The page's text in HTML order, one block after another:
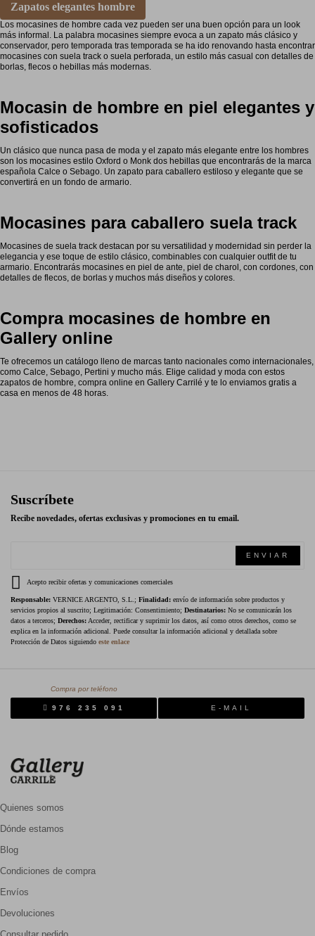
Zapatos elegantes hombre
Los mocasines de hombre cada vez pueden ser una buen opción para un look
más informal. La palabra mocasines siempre evoca a un zapato más clásico y
conservador, pero temporada tras temporada se ha ido renovando hasta encontrar
mocasines con suela track o suela perforada, un estilo más casual con detalles de
borlas, flecos o hebillas más modernas.
Mocasin de hombre en piel elegantes y
sofisticados
Un clásico que nunca pasa de moda y el zapato más elegante entre los hombres
son los mocasines estilo Oxford o Monk dos hebillas que encontrarás de la marca
española Calce o Sebago. Un zapato para caballero estiloso y elegante que se
convertirá en un fondo de armario.
Mocasines para caballero suela track
Mocasines de suela track destacan por su versatilidad y modernidad sin perder la
elegancia y ese toque de estilo clásico, combinables con cualquier outfit de tu
armario. Encontrarás mocasines en piel de ante, piel de charol, con cordones, con
detalles de flecos, de borlas y muchos más diseños y colores.
Compra mocasines de hombre en
Gallery online
Te ofrecemos un catálogo lleno de marcas tanto nacionales como internacionales,
como Calce, Sebago, Pertini y mucho más. Elige calidad y moda con estos
zapatos de hombre, compra online en Gallery Carrilé y te lo enviamos gratis a
casa en menos de 48 horas.
Suscríbete
Recibe novedades, ofertas exclusivas y promociones en tu email.
ENVIAR
Acepto recibir ofertas y comunicaciones comerciales
Responsable: VERNICE ARGENTO, S.L.; Finalidad: envío de información sobre productos y
servicios propios al suscrito; Legitimación: Consentimiento; Destinatarios: No se comunicarán los
datos a terceros; Derechos: Acceder, rectificar y suprimir los datos, así como otros derechos, como se
explica en la información adicional. Puede consultar la información adicional y detallada sobre
Protección de Datos siguiendo este enlace
Compra por teléfono
976 235 091 E-MAIL
Quienes somos
Dónde estamos
Blog
Condiciones de compra
Envíos
Devoluciones